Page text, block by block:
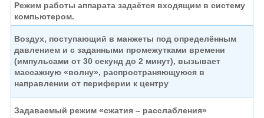
Режим работы аппарата задаётся входящим в систему
компьютером.
Воздух, поступающий в манжеты под определённым
давлением и с заданными промежутками времени
(импульсами от 30 секунд до 2 минут), вызывает
массажную «волну», распространяющуюся в
направлении от периферии к центру
Задаваемый режим «сжатия – расслабления»